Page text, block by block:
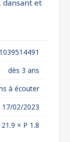
dansant et
dès 3 ans
à écouter
17/02/2023
× P 1.8